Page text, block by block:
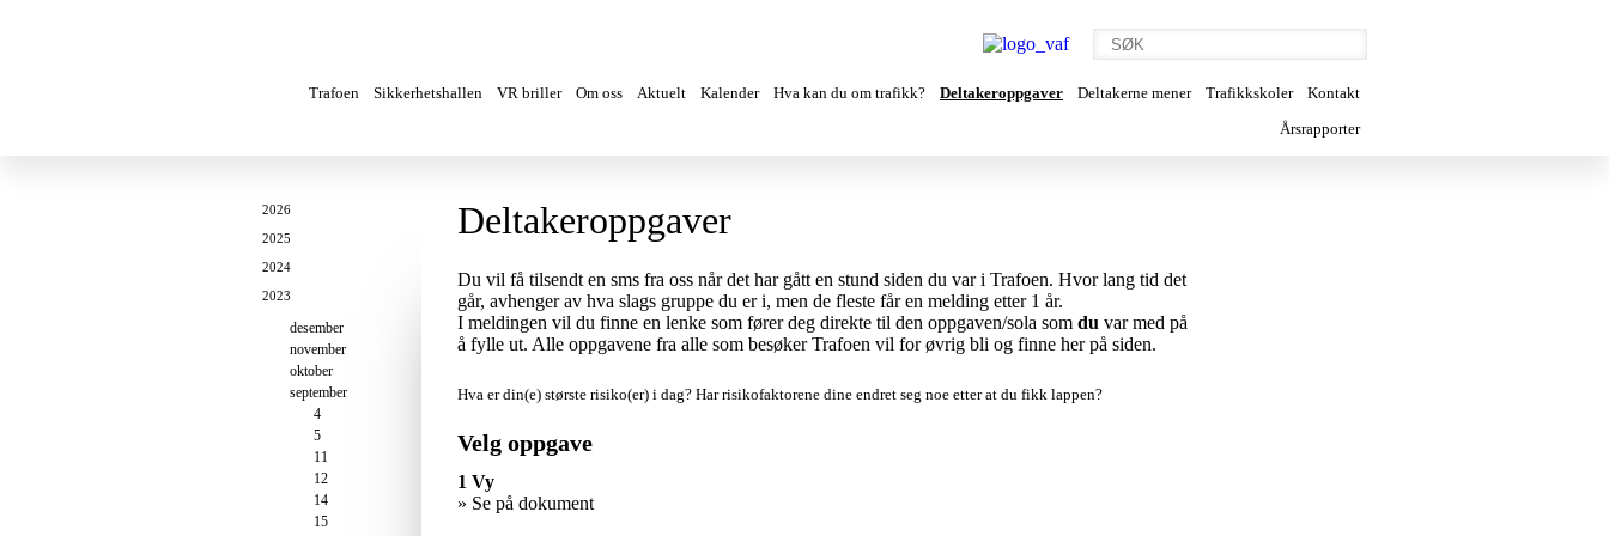
Trafoen Sikkerhetshallen VR briller Om oss Aktuelt Kalender Hva kan du om trafikk? Deltakeroppgaver Deltakerne mener Trafikkskoler
Kontakt
Årsrapporter
2026
2025
2024
2023
desember
november
oktober
september
4
5
11
12
14
15
Deltakeroppgaver
Du vil få tilsendt en sms fra oss når det har gått en stund siden du var i Trafoen. Hvor lang tid det
går, avhenger av hva slags gruppe du er i, men de fleste får en melding etter 1 år.
I meldingen vil du finne en lenke som fører deg direkte til den oppgaven/sola som du var med på
å fylle ut. Alle oppgavene fra alle som besøker Trafoen vil for øvrig bli og finne her på siden.
Hva er din(e) største risiko(er) i dag? Har risikofaktorene dine endret seg noe etter at du fikk lappen?
Velg oppgave
1 Vy
» Se på dokument